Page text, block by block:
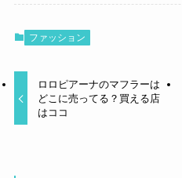
ファッション
ロロピアーナのマフラーは
どこに売ってる？買える店
はココ